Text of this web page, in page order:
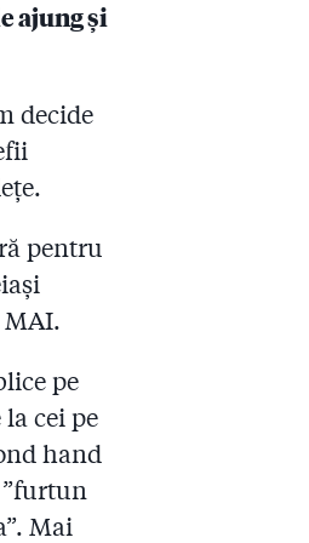
ajung și
decide
pentru
MAI.
pe
cei pe
hand
”furtun
Mai